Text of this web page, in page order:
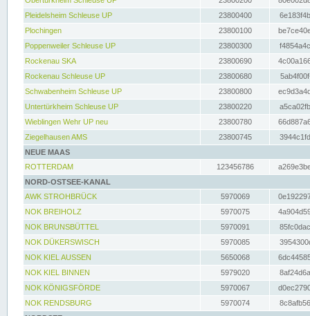
Pleidelsheim Schleuse UP
23800400
Plochingen
23800100
Poppenweiler Schleuse UP
23800300
Rockenau SKA
23800690
Rockenau Schleuse UP
23800680
Schwabenheim Schleuse UP
23800800
Untertürkheim Schleuse UP
23800220
Wieblingen Wehr UP neu
23800780
Ziegelhausen AMS
23800745
NEUE MAAS
ROTTERDAM
123456786
NORD-OSTSEE-KANAL
AWK STROHBRÜCK
5970069
NOK BREIHOLZ
5970075
NOK BRUNSBÜTTEL
5970091
NOK DÜKERSWISCH
5970085
NOK KIEL AUSSEN
5650068
NOK KIEL BINNEN
5979020
NOK KÖNIGSFÖRDE
5970067
NOK RENDSBURG
5970074